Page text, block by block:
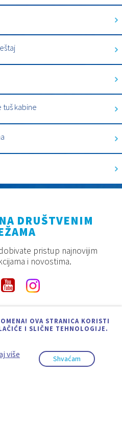
tuš kabine
OVA STRANICA KORISTI
I SLIČNE TEHNOLOGIJE.
više Shvaćam
DRUŠTVENIM
pristup najnovijim
i novostima.